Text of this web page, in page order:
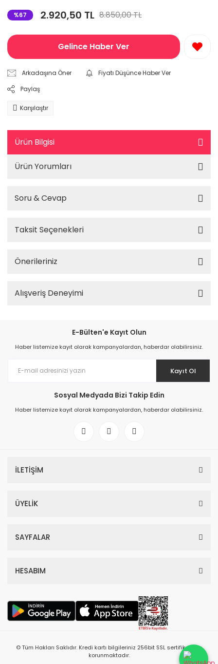
%67 2.920,50 TL 8.850,00 TL
Gelince Haber Ver
Arkadaşına Öner
Fiyatı Düşünce Haber Ver
Paylaş
Karşılaştır
Ürün Bilgisi
Ürün Yorumları
Soru & Cevap
Taksit Seçenekleri
Önerileriniz
Alışveriş Deneyimi
E-Bülten'e Kayıt Olun
Haber listemize kayıt olarak kampanyalardan, haberdar olabilirsiniz.
Kayıt Ol
Sosyal Medyada Bizi Takip Edin
Haber listemize kayıt olarak kampanyalardan, haberdar olabilirsiniz.
İLETİŞİM
ÜYELİK
SAYFALAR
HESABIM
© Tüm Hakları Saklıdır. Kredi kartı bilgileriniz 256bit SSL sertifikası ile
korunmaktadır.